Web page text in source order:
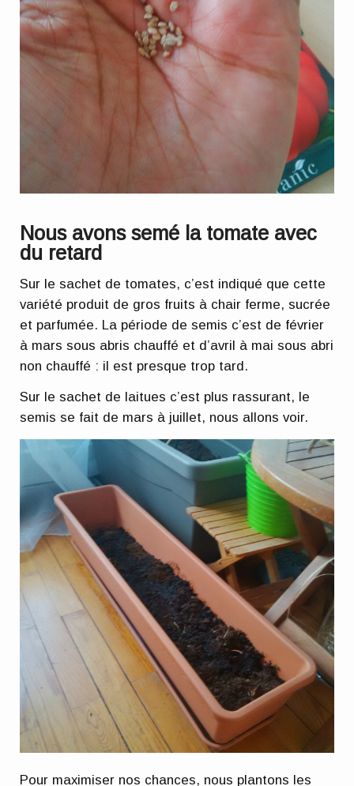
Nous avons semé la tomate avec
du retard
Sur le sachet de tomates, c’est indiqué que cette
variété produit de gros fruits à chair ferme, sucrée
et parfumée. La période de semis c’est de février
à mars sous abris chauffé et d’avril à mai sous abri
non chauffé : il est presque trop tard.
Sur le sachet de laitues c’est plus rassurant, le
semis se fait de mars à juillet, nous allons voir.
Pour maximiser nos chances, nous plantons les